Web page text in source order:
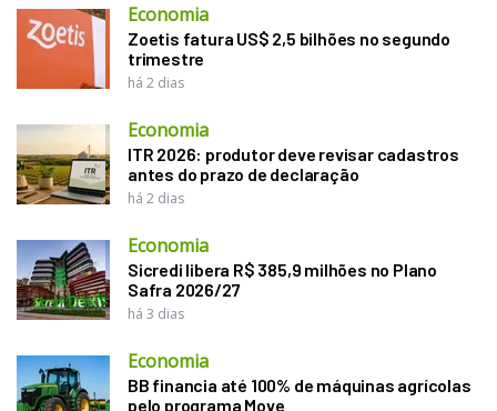
Economia
Zoetis fatura US$ 2,5 bilhões no segundo
trimestre
há 2 dias
Economia
ITR 2026: produtor deve revisar cadastros
antes do prazo de declaração
há 2 dias
Economia
Sicredi libera R$ 385,9 milhões no Plano
Safra 2026/27
há 3 dias
Economia
BB financia até 100% de máquinas agrícolas
pelo programa Move